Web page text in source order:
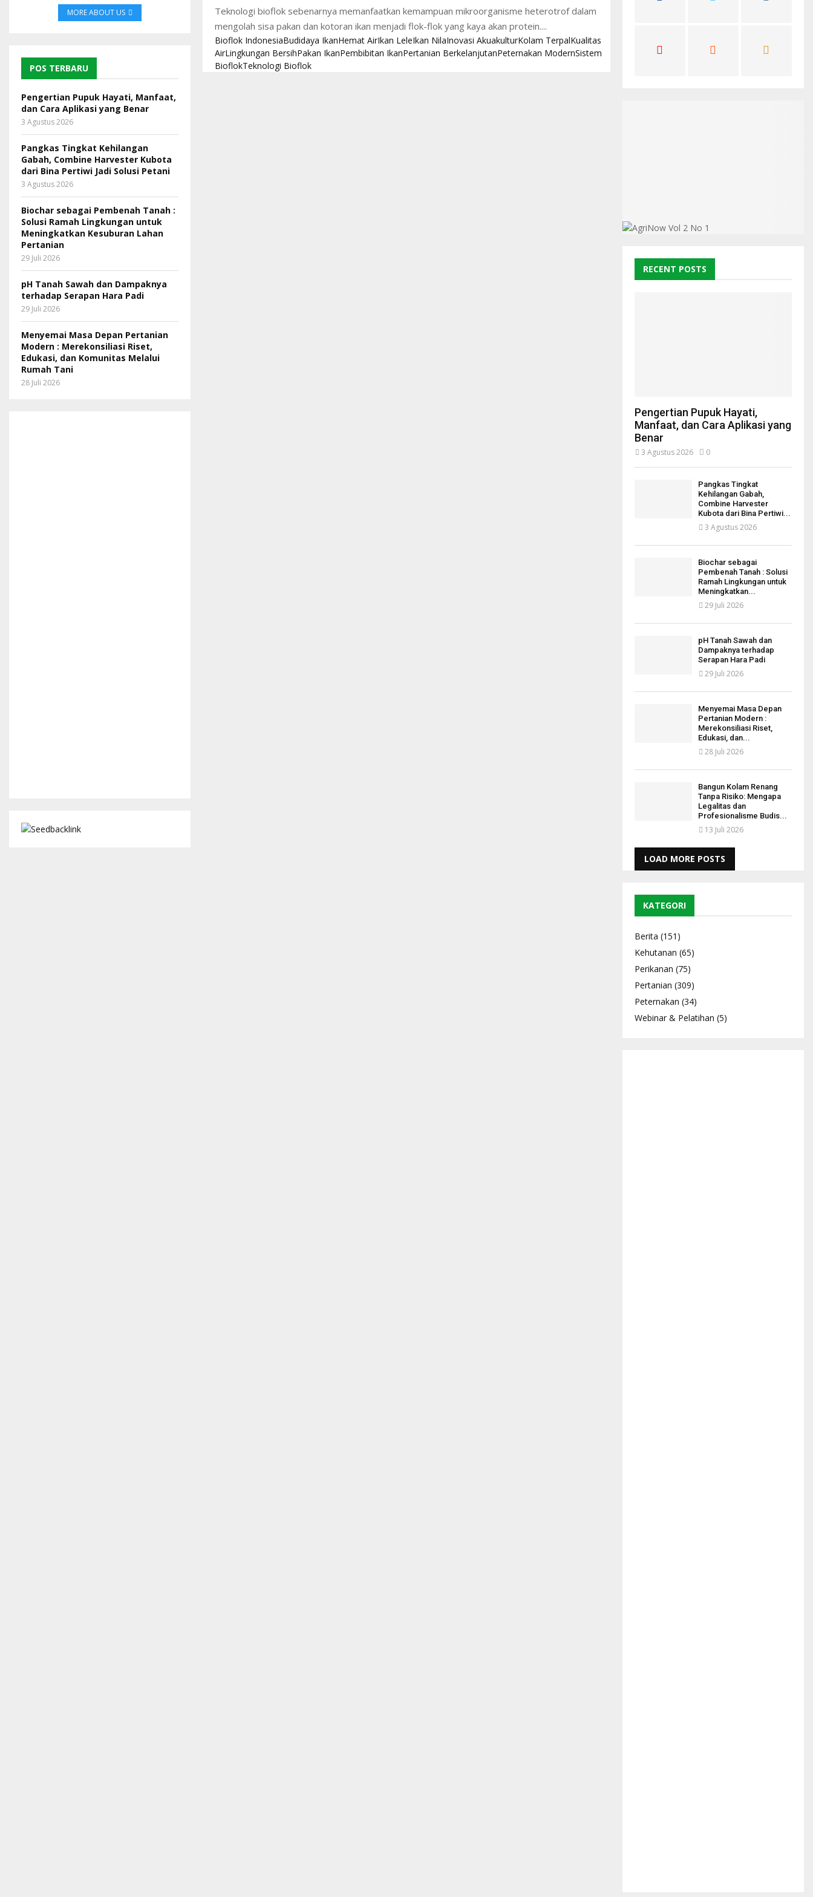
Teknologi bioflok sebenarnya memanfaatkan kemampuan mikroorganisme heterotrof dalam
mengolah sisa pakan dan kotoran ikan menjadi flok-flok yang kaya akan protein....
Bioflok IndonesiaBudidaya IkanHemat AirIkan LeleIkan NilaInovasi AkuakulturKolam TerpalKualitas
AirLingkungan BersihPakan IkanPembibitan IkanPertanian BerkelanjutanPeternakan ModernSistem
BioflokTeknologi Bioflok
MORE ABOUT US
POS TERBARU
Pengertian Pupuk Hayati, Manfaat,
dan Cara Aplikasi yang Benar
3 Agustus 2026
Pangkas Tingkat Kehilangan
Gabah, Combine Harvester Kubota
dari Bina Pertiwi Jadi Solusi Petani
3 Agustus 2026
Biochar sebagai Pembenah Tanah :
Solusi Ramah Lingkungan untuk
Meningkatkan Kesuburan Lahan
Pertanian
29 Juli 2026
pH Tanah Sawah dan Dampaknya
terhadap Serapan Hara Padi
29 Juli 2026
Menyemai Masa Depan Pertanian
Modern : Merekonsiliasi Riset,
Edukasi, dan Komunitas Melalui
Rumah Tani
28 Juli 2026
RECENT POSTS
Pengertian Pupuk Hayati,
Manfaat, dan Cara Aplikasi yang
Benar
3 Agustus 2026 0
Pangkas Tingkat
Kehilangan Gabah,
Combine Harvester
Kubota dari Bina Pertiwi...
3 Agustus 2026
Biochar sebagai
Pembenah Tanah : Solusi
Ramah Lingkungan untuk
Meningkatkan...
29 Juli 2026
pH Tanah Sawah dan
Dampaknya terhadap
Serapan Hara Padi
29 Juli 2026
Menyemai Masa Depan
Pertanian Modern :
Merekonsiliasi Riset,
Edukasi, dan...
28 Juli 2026
Bangun Kolam Renang
Tanpa Risiko: Mengapa
Legalitas dan
Profesionalisme Budis...
13 Juli 2026
LOAD MORE POSTS
KATEGORI
Berita (151)
Kehutanan (65)
Perikanan (75)
Pertanian (309)
Peternakan (34)
Webinar & Pelatihan (5)